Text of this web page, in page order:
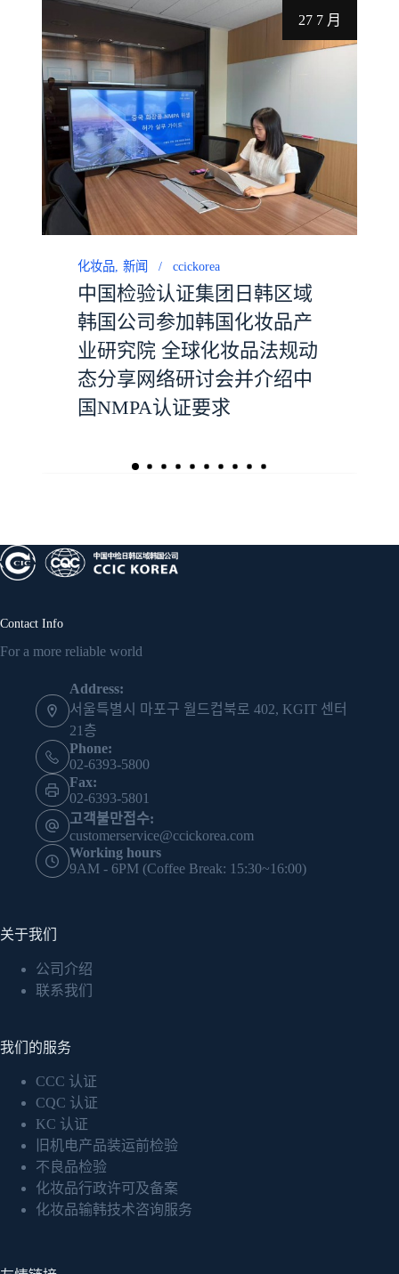
27 7 月
化妆品 新闻 ccickorea
中国检验认证集团日韩区域
韩国公司参加韩国化妆品产
业研究院 全球化妆品法规动
态分享网络研讨会并介绍中
国NMPA认证要求
Contact Info
For a more reliable world
Address:
서울특별시 마포구 월드컵북로 402, KGIT 센터
21층
Phone:
02-6393-5800
Fax:
02-6393-5801
고객불만접수:
customerservice@ccickorea.com
Working hours
9AM - 6PM (Coffee Break: 15:30~16:00)
关于我们
公司介绍
联系我们
我们的服务
CCC 认证
CQC 认证
KC 认证
旧机电产品装运前检验
不良品检验
化妆品行政许可及备案
化妆品输韩技术咨询服务